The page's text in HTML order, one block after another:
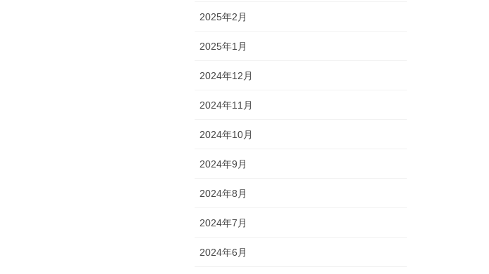
2025年2月
2025年1月
2024年12月
2024年11月
2024年10月
2024年9月
2024年8月
2024年7月
2024年6月